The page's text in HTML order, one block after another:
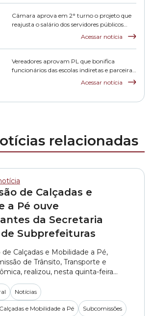
Câmara aprova em 2° turno o projeto que
reajusta o salário dos servidores públicos
Acessar notícia
Vereadores aprovam PL que bonifica
funcionários das escolas indiretas e parceiras
Acessar notícia
relacionadas
de Calçadas e
a Pé ouve
da Secretaria
Subprefeituras
Calçadas e Mobilidade a Pé,
de Trânsito, Transporte e
realizou, nesta quinta-feira
reunião do segundo semestre de
os vereadores ouviram
SMSUB (Secretaria Municipal das
A pasta foi representada pelo
Notícias
e Mobilidade a Pé Subcomissões